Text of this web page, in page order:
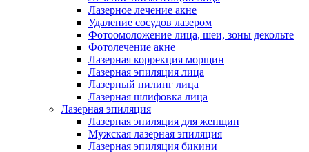
Лазерное лечение акне
Удаление сосудов лазером
Фотоомоложение лица, шеи, зоны декольте
Фотолечение акне
Лазерная коррекция морщин
Лазерная эпиляция лица
Лазерный пилинг лица
Лазерная шлифовка лица
Лазерная эпиляция
Лазерная эпиляция для женщин
Мужская лазерная эпиляция
Лазерная эпиляция бикини